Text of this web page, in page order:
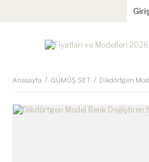
Anasayfa GÜMÜŞ SET Dikdörtgen